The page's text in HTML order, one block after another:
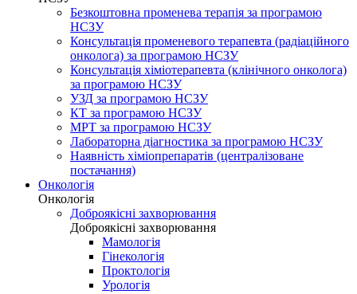
Безкоштовна променева терапія за програмою
НСЗУ
Консультація променевого терапевта (радіаційного
онколога) за програмою НСЗУ
Консультація хіміотерапевта (клінічного онколога)
за програмою НСЗУ
УЗД за програмою НСЗУ
КТ за програмою НСЗУ
МРТ за програмою НСЗУ
Лабораторна діагностика за програмою НСЗУ
Наявність хіміопрепаратів (централізоване
постачання)
Онкологія
Онкологія
Доброякісні захворювання
Доброякісні захворювання
Мамологія
Гінекологія
Проктологія
Урологія